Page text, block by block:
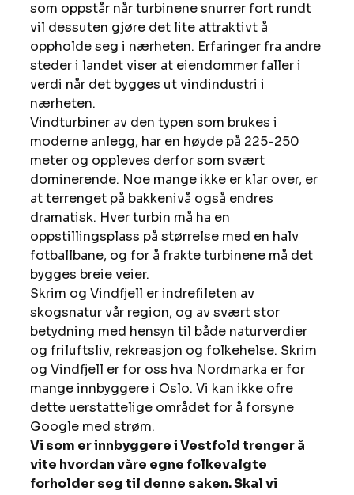
som oppstår når turbinene snurrer fort rundt
vil dessuten gjøre det lite attraktivt å
oppholde seg i nærheten. Erfaringer fra andre
steder i landet viser at eiendommer faller i
verdi når det bygges ut vindindustri i
nærheten.
Vindturbiner av den typen som brukes i
moderne anlegg, har en høyde på 225-250
meter og oppleves derfor som svært
dominerende. Noe mange ikke er klar over, er
at terrenget på bakkenivå også endres
dramatisk. Hver turbin må ha en
oppstillingsplass på størrelse med en halv
fotballbane, og for å frakte turbinene må det
bygges breie veier.
Skrim og Vindfjell er indrefileten av
skogsnatur vår region, og av svært stor
betydning med hensyn til både naturverdier
og friluftsliv, rekreasjon og folkehelse. Skrim
og Vindfjell er for oss hva Nordmarka er for
mange innbyggere i Oslo. Vi kan ikke ofre
dette uerstattelige området for å forsyne
Google med strøm.
Vi som er innbyggere i Vestfold trenger å
vite hvordan våre egne folkevalgte
forholder seg til denne saken. Skal vi